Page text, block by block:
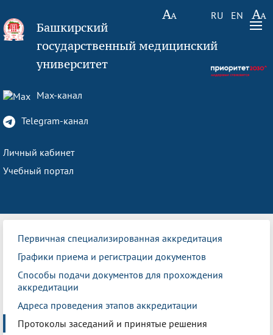
RU EN
Башкирский
государственный медицинский
университет
Max-канал
Telegram-канал
Личный кабинет
Учебный портал
Первичная специализированная аккредитация
Графики приема и регистрации документов
Способы подачи документов для прохождения
аккредитации
Адреса проведения этапов аккредитации
Протоколы заседаний и принятые решения